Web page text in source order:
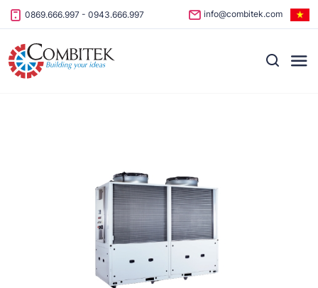
Skip to content
0869.666.997 - 0943.666.997 info@combitek.com